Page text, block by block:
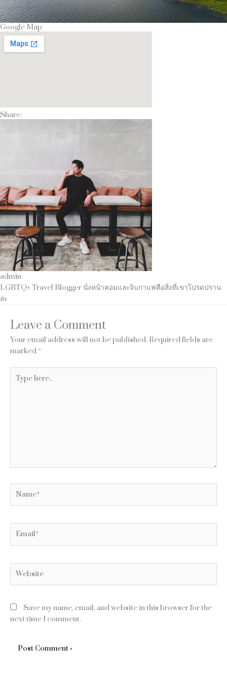
Google Map
Share:
admin
LGBTQ+ Travel Blogger นั่งหน้าคอมและจิบกาแฟคือสิ่งที่เขาโปรดปราน
ล่ะ
Leave a Comment
Your email address will not be published. Required fields are
marked *
here..
Save my name, email, and website in this browser for the
next time I comment.